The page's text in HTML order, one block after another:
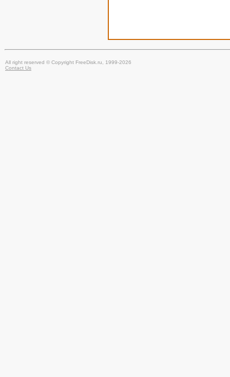
All right reserved © Copyright FreeDisk.ru, 1999-2026
Contact Us